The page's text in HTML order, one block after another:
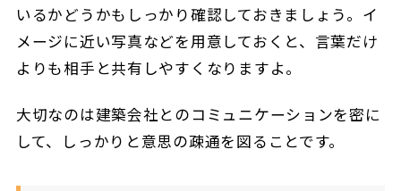
いるかどうかもしっかり確認しておきましょう。イ
メージに近い写真などを用意しておくと、言葉だけ
よりも相手と共有しやすくなりますよ。
大切なのは建築会社とのコミュニケーションを密に
して、しっかりと意思の疎通を図ることです。